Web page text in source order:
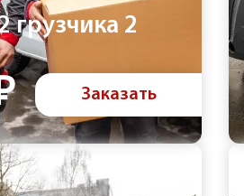
грузчика 2
Заказать